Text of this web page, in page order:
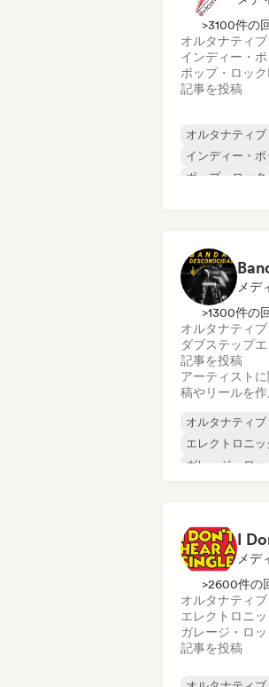
>3100件の
オルタナティ
インディー・
ポップ・ロック
記事を投稿
オルタナティブ
インディー・ポ
ポップ・ロック
>1300件の
オルタナティ
ダブステップ
記事を投稿
アーティスト
稿やリールを作
オルタナティブ
エレクトロニッ
ガレージ・ロッ
サーフロック
I
>2600件の
オルタナティ
エレクトロニ
ガレージ・ロッ
記事を投稿